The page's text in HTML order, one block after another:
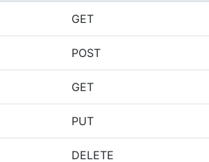
GET
POST
GET
PUT
DELETE